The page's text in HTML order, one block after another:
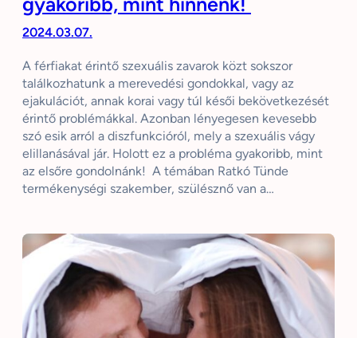
2024.03.07.
A férfiakat érintő szexuális zavarok közt sokszor
találkozhatunk a merevedési gondokkal, vagy az
ejakulációt, annak korai vagy túl késői bekövetkezését
érintő problémákkal. Azonban lényegesen kevesebb
szó esik arról a diszfunkcióról, mely a szexuális vágy
elillanásával jár. Holott ez a probléma gyakoribb, mint
az elsőre gondolnánk! A témában Ratkó Tünde
termékenységi szakember, szülésznő van a…